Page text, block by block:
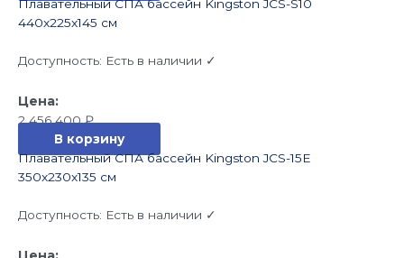
Плавательный СПА бассейн Kingston JCS-S10
440x225x145 см
Доступность: Есть в наличии ✓
2 456 400₽
В корзину
Плавательный СПА бассейн Kingston JCS-15E
350x230x135 см
Доступность: Есть в наличии ✓